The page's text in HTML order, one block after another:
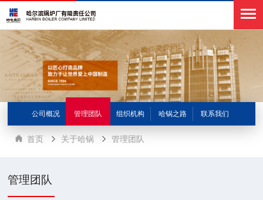
公司概况 管理团队 组织机构 哈锅之路 联系我们
首页 关于哈锅 管理团队
管理团队